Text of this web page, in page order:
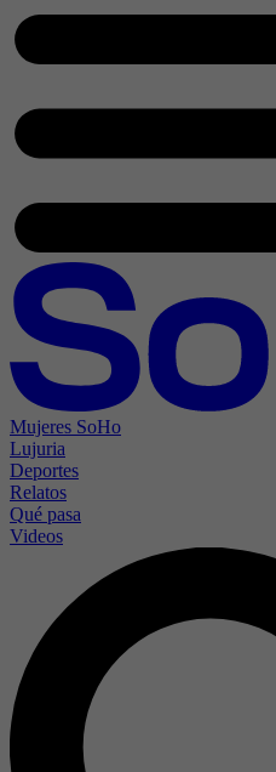
Mujeres SoHo
Lujuria
Deportes
Relatos
Qué pasa
Videos